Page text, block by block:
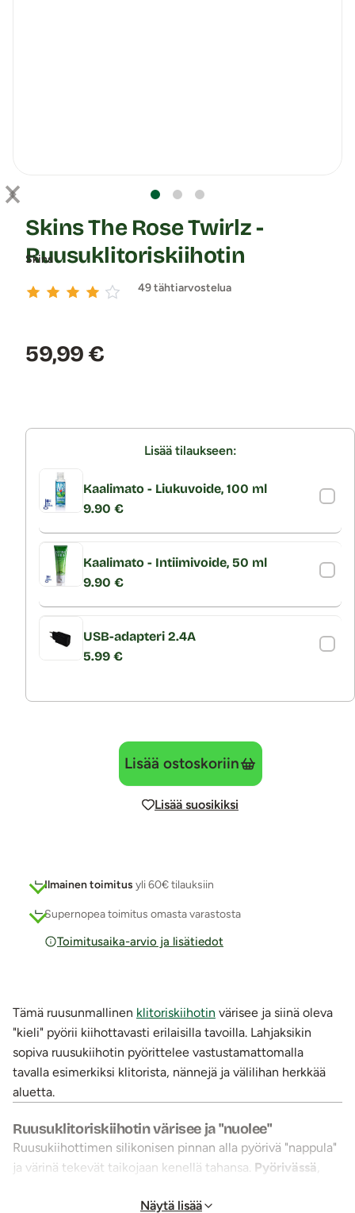
Skins
Skins The Rose Twirlz -
Ruusuklitoriskiihotin
49 tähtiarvostelua
Hinta:
59,99 €
Lisää tilaukseen:
Kaalimato - Liukuvoide, 100 ml
9.90 €
Kaalimato - Intiimivoide, 50 ml
9.90 €
USB-adapteri 2.4A
5.99 €
Lisää ostoskoriin
Lisää suosikiksi
Ilmainen toimitus yli 60€ tilauksiin
Supernopea toimitus omasta varastosta
Toimitusaika-arvio ja lisätiedot
Tämä ruusunmallinen klitoriskiihotin värisee ja siinä oleva
"kieli" pyörii kiihottavasti erilaisilla tavoilla. Lahjaksikin
sopiva ruusukiihotin pyörittelee vastustamattomalla
tavalla esimerkiksi klitorista, nännejä ja välilihan herkkää
aluetta.
Ruusuklitoriskiihotin värisee ja "nuolee"
Ruusukiihottimen silikonisen pinnan alla pyörivä "nappula"
ja värinä tekevät taikojaan kenellä tahansa. Pyörivässä
, jotka liikuttavat sitä eri suuntiin, erilaisilla
Näytä lisää